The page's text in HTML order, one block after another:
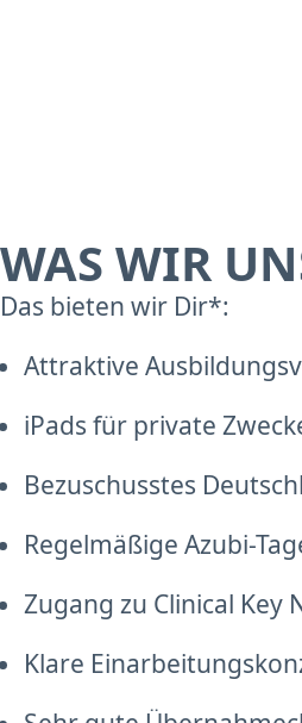
WAS WIR
Das bieten wir Dir*:
Attraktive
iPads für private
Bezuschusstes
Regelmäßige Azubi-
Zugang zu Clinical
Klare